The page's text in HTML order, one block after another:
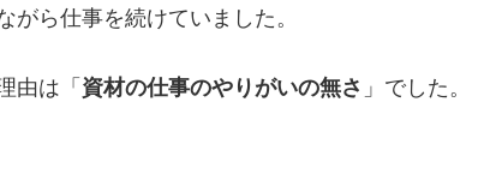
ら仕事を続けていました。
由は「 資材の仕事のやりがいの無さ 」でした。